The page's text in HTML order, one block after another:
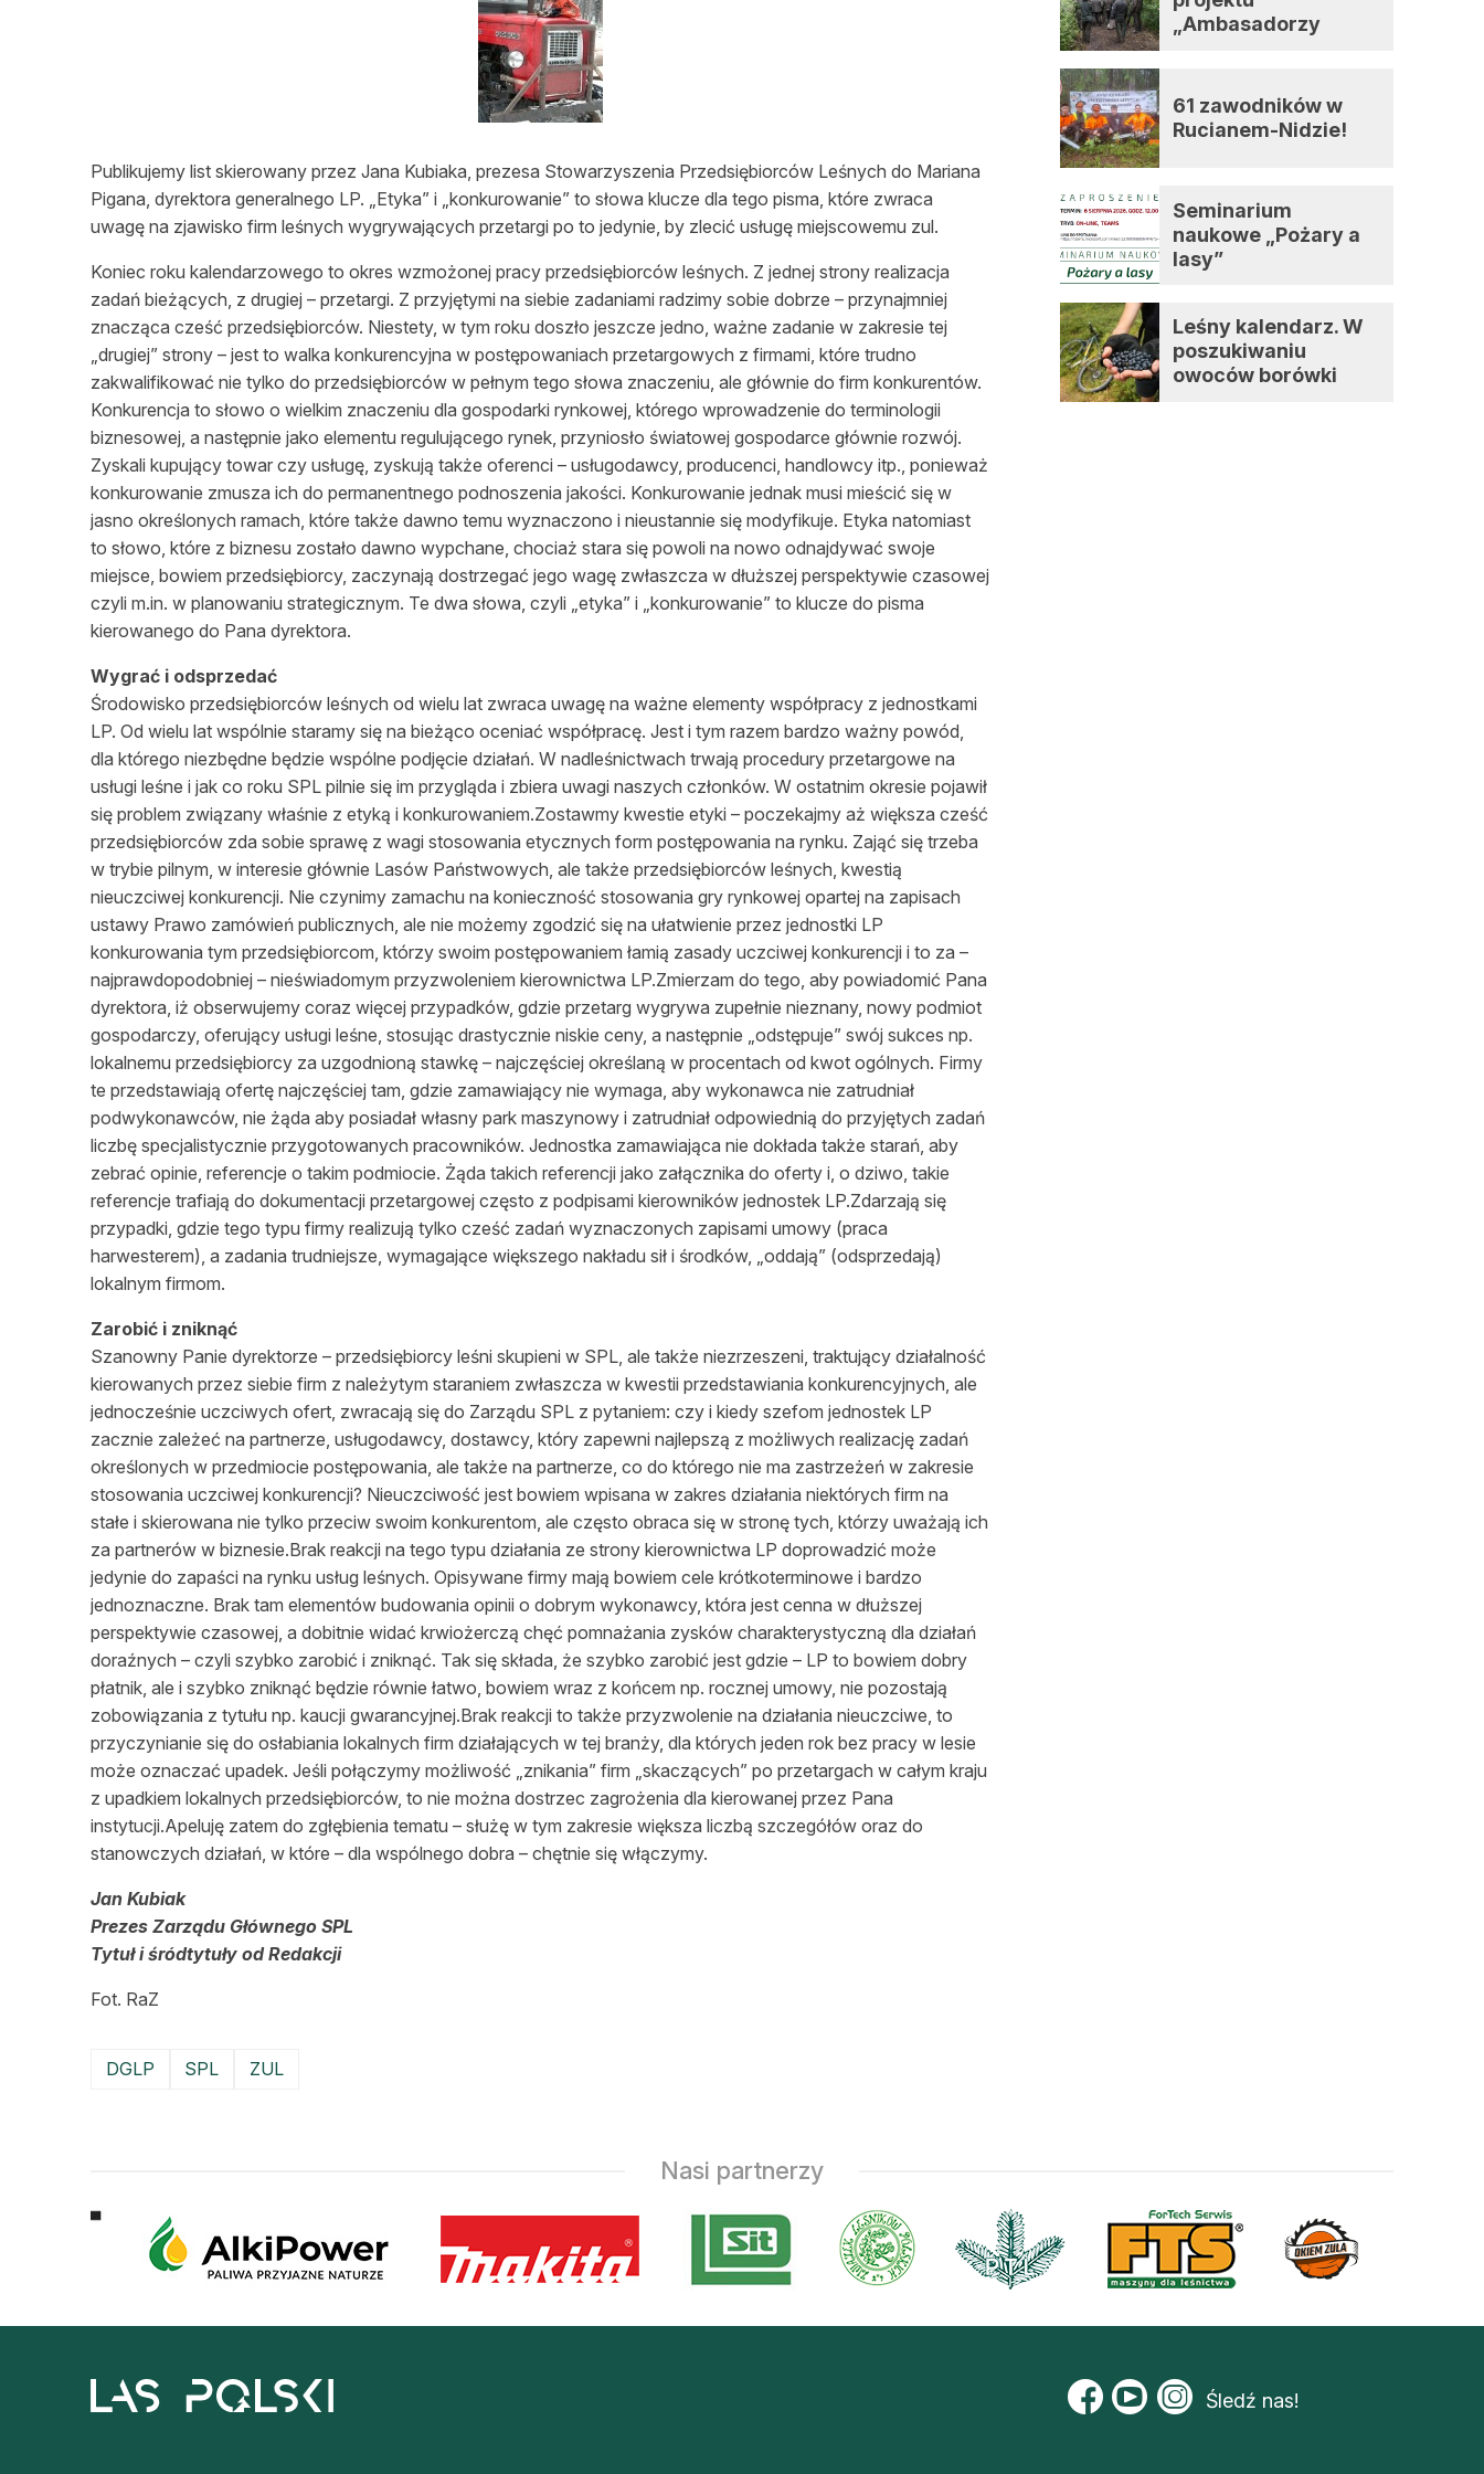
Lasy prywatne
Publikujemy list skierowany przez Jana Kubiaka, prezesa Stowarzyszenia Przedsiębiorców Leśnych do Mariana
Pigana, dyrektora generalnego LP. „Etyka” i „konkurowanie” to słowa klucze dla tego pisma, które zwraca
uwagę na zjawisko firm leśnych wygrywających przetargi po to jedynie, by zlecić usługę miejscowemu zul.
Koniec roku kalendarzowego to okres wzmożonej pracy przedsiębiorców leśnych. Z jednej strony realizacja
zadań bieżących, z drugiej – przetargi. Z przyjętymi na siebie zadaniami radzimy sobie dobrze – przynajmniej
znacząca cześć przedsiębiorców. Niestety, w tym roku doszło jeszcze jedno, ważne zadanie w zakresie tej
„drugiej” strony – jest to walka konkurencyjna w postępowaniach przetargowych z firmami, które trudno
zakwalifikować nie tylko do przedsiębiorców w pełnym tego słowa znaczeniu, ale głównie do firm konkurentów.
Konkurencja to słowo o wielkim znaczeniu dla gospodarki rynkowej, którego wprowadzenie do terminologii
biznesowej, a następnie jako elementu regulującego rynek, przyniosło światowej gospodarce głównie rozwój.
Zyskali kupujący towar czy usługę, zyskują także oferenci – usługodawcy, producenci, handlowcy itp., ponieważ
konkurowanie zmusza ich do permanentnego podnoszenia jakości. Konkurowanie jednak musi mieścić się w
jasno określonych ramach, które także dawno temu wyznaczono i nieustannie się modyfikuje. Etyka natomiast
to słowo, które z biznesu zostało dawno wypchane, chociaż stara się powoli na nowo odnajdywać swoje
miejsce, bowiem przedsiębiorcy, zaczynają dostrzegać jego wagę zwłaszcza w dłuższej perspektywie czasowej
czyli m.in. w planowaniu strategicznym. Te dwa słowa, czyli „etyka” i „konkurowanie” to klucze do pisma
kierowanego do Pana dyrektora.
Wygrać i odsprzedać
Środowisko przedsiębiorców leśnych od wielu lat zwraca uwagę na ważne elementy współpracy z jednostkami
LP. Od wielu lat wspólnie staramy się na bieżąco oceniać współpracę. Jest i tym razem bardzo ważny powód,
dla którego niezbędne będzie wspólne podjęcie działań. W nadleśnictwach trwają procedury przetargowe na
usługi leśne i jak co roku SPL pilnie się im przygląda i zbiera uwagi naszych członków. W ostatnim okresie pojawił
się problem związany właśnie z etyką i konkurowaniem.Zostawmy kwestie etyki – poczekajmy aż większa cześć
przedsiębiorców zda sobie sprawę z wagi stosowania etycznych form postępowania na rynku. Zająć się trzeba
w trybie pilnym, w interesie głównie Lasów Państwowych, ale także przedsiębiorców leśnych, kwestią
nieuczciwej konkurencji. Nie czynimy zamachu na konieczność stosowania gry rynkowej opartej na zapisach
ustawy Prawo zamówień publicznych, ale nie możemy zgodzić się na ułatwienie przez jednostki LP
konkurowania tym przedsiębiorcom, którzy swoim postępowaniem łamią zasady uczciwej konkurencji i to za –
najprawdopodobniej – nieświadomym przyzwoleniem kierownictwa LP.Zmierzam do tego, aby powiadomić Pana
dyrektora, iż obserwujemy coraz więcej przypadków, gdzie przetarg wygrywa zupełnie nieznany, nowy podmiot
gospodarczy, oferujący usługi leśne, stosując drastycznie niskie ceny, a następnie „odstępuje” swój sukces np.
lokalnemu przedsiębiorcy za uzgodnioną stawkę – najczęściej określaną w procentach od kwot ogólnych. Firmy
te przedstawiają ofertę najczęściej tam, gdzie zamawiający nie wymaga, aby wykonawca nie zatrudniał
podwykonawców, nie żąda aby posiadał własny park maszynowy i zatrudniał odpowiednią do przyjętych zadań
liczbę specjalistycznie przygotowanych pracowników. Jednostka zamawiająca nie dokłada także starań, aby
zebrać opinie, referencje o takim podmiocie. Żąda takich referencji jako załącznika do oferty i, o dziwo, takie
referencje trafiają do dokumentacji przetargowej często z podpisami kierowników jednostek LP.Zdarzają się
przypadki, gdzie tego typu firmy realizują tylko cześć zadań wyznaczonych zapisami umowy (praca
harwesterem), a zadania trudniejsze, wymagające większego nakładu sił i środków, „oddają” (odsprzedają)
lokalnym firmom.
Zarobić i zniknąć
Szanowny Panie dyrektorze – przedsiębiorcy leśni skupieni w SPL, ale także niezrzeszeni, traktujący działalność
kierowanych przez siebie firm z należytym staraniem zwłaszcza w kwestii przedstawiania konkurencyjnych, ale
jednocześnie uczciwych ofert, zwracają się do Zarządu SPL z pytaniem: czy i kiedy szefom jednostek LP
zacznie zależeć na partnerze, usługodawcy, dostawcy, który zapewni najlepszą z możliwych realizację zadań
określonych w przedmiocie postępowania, ale także na partnerze, co do którego nie ma zastrzeżeń w zakresie
stosowania uczciwej konkurencji? Nieuczciwość jest bowiem wpisana w zakres działania niektórych firm na
stałe i skierowana nie tylko przeciw swoim konkurentom, ale często obraca się w stronę tych, którzy uważają ich
za partnerów w biznesie.Brak reakcji na tego typu działania ze strony kierownictwa LP doprowadzić może
jedynie do zapaści na rynku usług leśnych. Opisywane firmy mają bowiem cele krótkoterminowe i bardzo
jednoznaczne. Brak tam elementów budowania opinii o dobrym wykonawcy, która jest cenna w dłuższej
perspektywie czasowej, a dobitnie widać krwiożerczą chęć pomnażania zysków charakterystyczną dla działań
doraźnych – czyli szybko zarobić i zniknąć. Tak się składa, że szybko zarobić jest gdzie – LP to bowiem dobry
płatnik, ale i szybko zniknąć będzie równie łatwo, bowiem wraz z końcem np. rocznej umowy, nie pozostają
zobowiązania z tytułu np. kaucji gwarancyjnej.Brak reakcji to także przyzwolenie na działania nieuczciwe, to
przyczynianie się do osłabiania lokalnych firm działających w tej branży, dla których jeden rok bez pracy w lesie
może oznaczać upadek. Jeśli połączymy możliwość „znikania” firm „skaczących” po przetargach w całym kraju
z upadkiem lokalnych przedsiębiorców, to nie można dostrzec zagrożenia dla kierowanej przez Pana
instytucji.Apeluję zatem do zgłębienia tematu – służę w tym zakresie większa liczbą szczegółów oraz do
stanowczych działań, w które – dla wspólnego dobra – chętnie się włączymy.
Jan Kubiak
Prezes Zarządu Głównego SPL
Tytuł i śródtytuły od Redakcji
Fot. RaZ
DGLP SPL ZUL
„Ambasadorzy
61 zawodników w
Rucianem-Nidzie!
Seminarium
naukowe „Pożary a
lasy”
Leśny kalendarz. W
poszukiwaniu
owoców borówki
Nasi partnerzy
Śledź nas!